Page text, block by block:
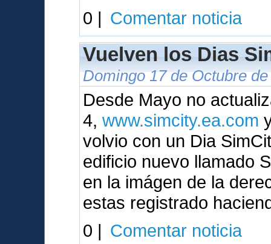
0 | Comentar noticia
Vuelven los Dias
Domingo 17 de Octubre
Desde Mayo no
4,www.simcity.ea.com
volvio con un Dia
edificio nuevo llamado
en la imágen de la
estas registrado
0 | Comentar noticia